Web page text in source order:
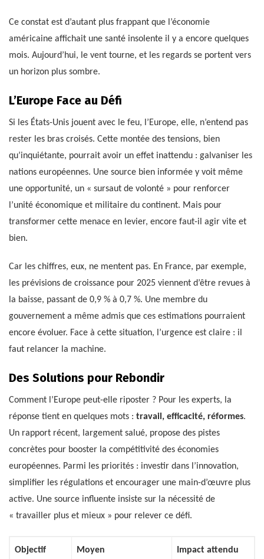
Ce constat est d’autant plus frappant que l’économie
américaine affichait une santé insolente il y a encore quelques
mois. Aujourd’hui, le vent tourne, et les regards se portent vers
un horizon plus sombre.
L’Europe Face au Défi
Si les États-Unis jouent avec le feu, l’Europe, elle, n’entend pas
rester les bras croisés. Cette montée des tensions, bien
qu’inquiétante, pourrait avoir un effet inattendu : galvaniser les
nations européennes. Une source bien informée y voit même
une opportunité, un « sursaut de volonté » pour renforcer
l’unité économique et militaire du continent. Mais pour
transformer cette menace en levier, encore faut-il agir vite et
bien.
Car les chiffres, eux, ne mentent pas. En France, par exemple,
les prévisions de croissance pour 2025 viennent d’être revues à
la baisse, passant de 0,9 % à 0,7 %. Une membre du
gouvernement a même admis que ces estimations pourraient
encore évoluer. Face à cette situation, l’urgence est claire : il
faut relancer la machine.
Des Solutions pour Rebondir
Comment l’Europe peut-elle riposter ? Pour les experts, la
réponse tient en quelques mots : travail, efficacité, réformes.
Un rapport récent, largement salué, propose des pistes
concrètes pour booster la compétitivité des économies
européennes. Parmi les priorités : investir dans l’innovation,
simplifier les régulations et encourager une main-d’œuvre plus
active. Une source influente insiste sur la nécessité de
« travailler plus et mieux » pour relever ce défi.
Objectif Moyen Impact attendu